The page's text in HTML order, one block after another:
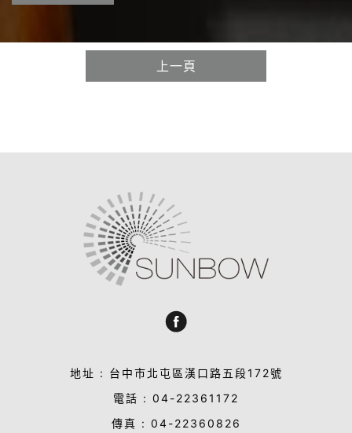
上一頁
地址 : 台中市北屯區漢口路五段172號
電話 : 04-22361172
傳真 : 04-22360826